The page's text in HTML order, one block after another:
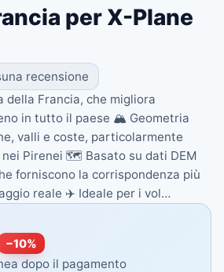
per X-Plane
recensione
della Francia, che migliora
in tutto il paese 🏔️ Geometria
valli e coste, particolarmente
Pirenei 🗺️ Basato su dati DEM
forniscono la corrispondenza più
reale ✈️ Ideale per i vol…
−10%
dopo il pagamento